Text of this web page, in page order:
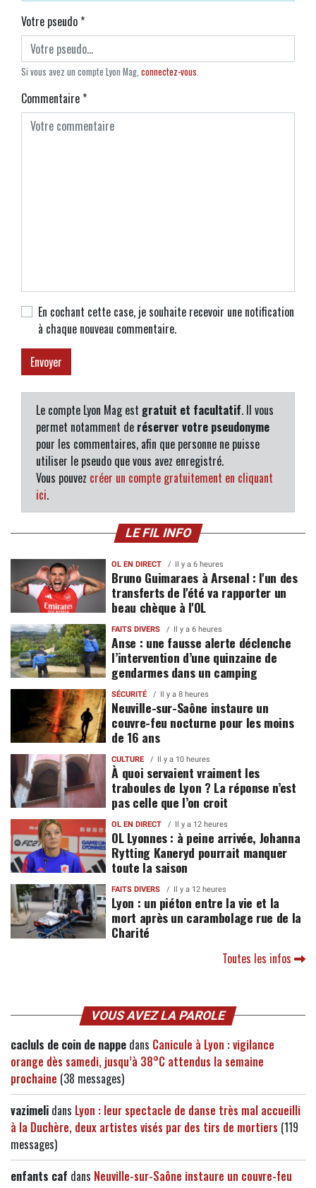
Votre pseudo*
Si vous avez un compte Lyon Mag, connectez-vous.
Commentaire*
En cochant cette case, je souhaite recevoir une notification
à chaque nouveau commentaire.
Le compte Lyon Mag est gratuit et facultatif. Il vous
permet notamment de réserver votre pseudonyme
pour les commentaires, afin que personne ne puisse
utiliser le pseudo que vous avez enregistré.
Vous pouvez créer un compte gratuitement en cliquant
ici.
LE FIL INFO
OL EN DIRECT Il y a 6 heures
Bruno Guimaraes à Arsenal : l'un des
transferts de l'été va rapporter un
beau chèque à l'OL
FAITS DIVERS Il y a 6 heures
Anse : une fausse alerte déclenche
l’intervention d’une quinzaine de
gendarmes dans un camping
SÉCURITÉ Il y a 8 heures
Neuville-sur-Saône instaure un
couvre-feu nocturne pour les moins
de 16 ans
CULTURE Il y a 10 heures
À quoi servaient vraiment les
traboules de Lyon ? La réponse n’est
pas celle que l’on croit
OL EN DIRECT Il y a 12 heures
OL Lyonnes : à peine arrivée, Johanna
Rytting Kaneryd pourrait manquer
toute la saison
FAITS DIVERS Il y a 12 heures
Lyon : un piéton entre la vie et la
mort après un carambolage rue de la
Charité
Toutes les infos
VOUS AVEZ LA PAROLE
cacluls de coin de nappe dans Canicule à Lyon : vigilance
orange dès samedi, jusqu’à 38°C attendus la semaine
prochaine (38 messages)
vazimeli dans Lyon : leur spectacle de danse très mal accueilli
à la Duchère, deux artistes visés par des tirs de mortiers (119
messages)
enfants caf dans Neuville-sur-Saône instaure un couvre-feu